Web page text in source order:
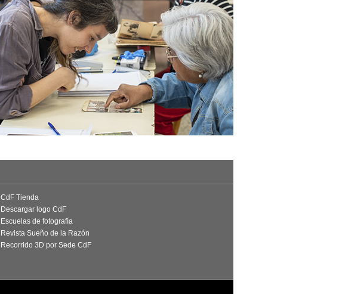
CdF Tienda
Descargar logo CdF
Escuelas de fotografía
Revista Sueño de la Razón
Recorrido 3D por Sede CdF